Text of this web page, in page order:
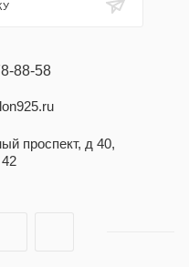
88-58
проспект, д 40,